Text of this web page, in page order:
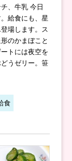
、牛乳 今日
給食にも、星
場します。ス
のかまぼこと
トには夜空を
うゼリー。笹
食